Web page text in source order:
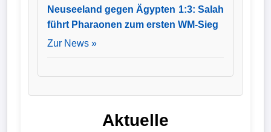
Neuseeland gegen Ägypten 1:3: Salah
führt Pharaonen zum ersten WM-Sieg
Zur News »
Aktuelle